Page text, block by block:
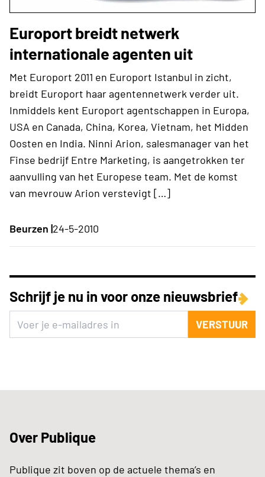
Europort breidt netwerk
internationale agenten uit
Met Europort 2011 en Europort Istanbul in zicht,
breidt Europort haar agentennetwerk verder uit.
Inmiddels kent Europort agentschappen in Europa,
USA en Canada, China, Korea, Vietnam, het Midden
Oosten en India. Ninni Arion, salesmanager van het
Finse bedrijf Entre Marketing, is aangetrokken ter
aanvulling van het Europese team. Met de komst
van mevrouw Arion verstevigt […]
Beurzen |24-5-2010
Schrijf je nu in voor onze nieuwsbrief
VERSTUUR
Over Publique
Publique zit boven op de actuele thema’s en